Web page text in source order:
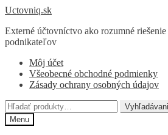
Preskočiť
navigáciu
Preskočiť
obsah
Uctovniq.sk
Externé účtovníctvo ako rozumné
podnikateľov
Môj účet
Všeobecné obchodné podmienky
Zásady ochrany osobných údajov
Hľadať:
Menu